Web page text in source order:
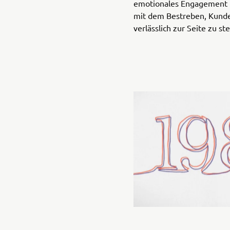
emotionales
mit dem Bestreben,
verlässlich zur Seite zu